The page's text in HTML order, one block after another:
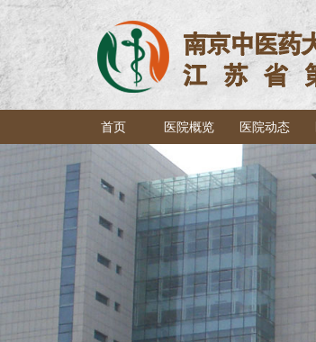
首页 医院概览 医院动态